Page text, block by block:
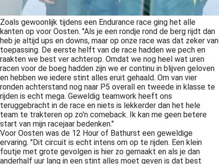
Zoals gewoonlijk tijdens een Endurance race ging het alle
kanten op voor Oosten. "Als je een rondje rond de berg rijdt dan
heb je altijd ups en downs, maar op onze race was dat zeker van
toepassing. De eerste helft van de race hadden we pech en
raakten we best ver achterop. Omdat we nog heel wat uren
racen voor de boeg hadden zijn we er continu in blijven geloven
en hebben we iedere stint alles eruit gehaald. Om van vier
ronden achterstand nog naar P5 overall en tweede in klasse te
rijden is echt mega. Geweldig teamwork heeft ons
teruggebracht in de race en niets is lekkerder dan het hele
team te trakteren op zo'n comeback. Ik kan me geen betere
start van mijn racejaar bedenken."
Voor Oosten was de 12 Hour of Bathurst een geweldige
ervaring. "Dit circuit is echt intens om op te rijden. Een klein
foutje met grote gevolgen is hier zo gemaakt en als je dan
anderhalf uur lang in een stint alles moet geven is dat best